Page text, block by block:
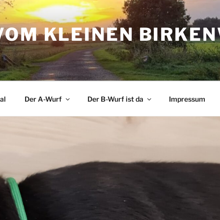
KLEINEN
Der A-Wurf Der B-Wurf ist da Impressum